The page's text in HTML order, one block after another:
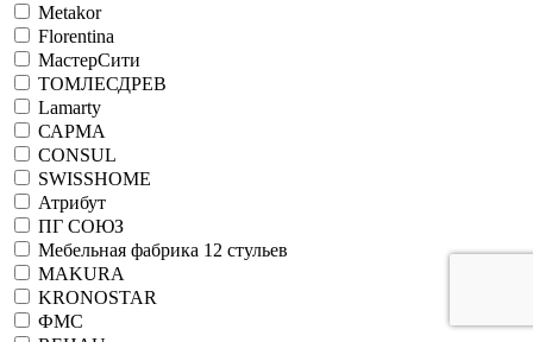
Metakor
Florentina
МастерСити
ТОМЛЕСДРЕВ
Lamarty
САРМА
CONSUL
SWISSHOME
Атрибут
ПГ СОЮЗ
Мебельная фабрика 12 стульев
MAKURA
KRONOSTAR
ФМС